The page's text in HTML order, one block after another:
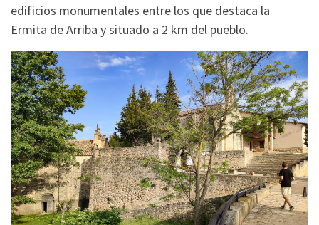
edificios monumentales entre los que destaca la
Ermita de Arriba y situado a 2 km del pueblo.